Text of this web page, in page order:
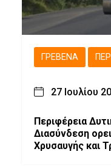
ΓΡΕΒΕΝΆ
27 Ιουλίου
Περιφέρεια
Διασύνδεση
Χρυσαυγής και